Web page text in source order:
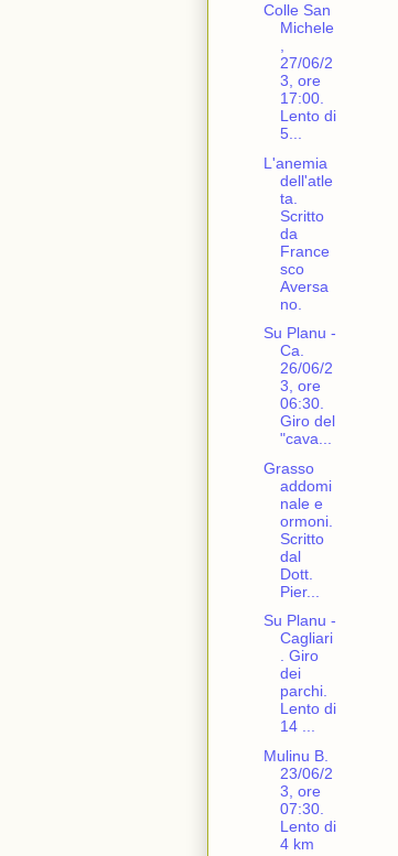
Colle San
Michele
,
27/06/2
3, ore
17:00.
Lento di
5...
L'anemia
dell'atle
ta.
Scritto
da
France
sco
Aversa
no.
Su Planu -
Ca.
26/06/2
3, ore
06:30.
Giro del
"cava...
Grasso
addomi
nale e
ormoni.
Scritto
dal
Dott.
Pier...
Su Planu -
Cagliari
. Giro
dei
parchi.
Lento di
14 ...
Mulinu B.
23/06/2
3, ore
07:30.
Lento di
4 km